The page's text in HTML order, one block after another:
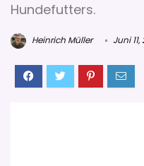
Hundefutters.
Heinrich Müller Juni